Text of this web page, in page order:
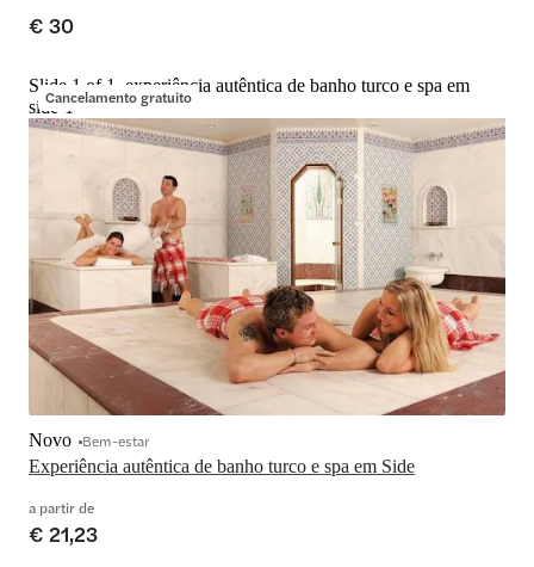
€ 30
Cancelamento gratuito
Slide 1 of 1, experiência autêntica de banho turco e spa em
side-1
Experiência autêntica de banho turco e spa em Side
Novo Bem-estar
a partir de
€ 21,23